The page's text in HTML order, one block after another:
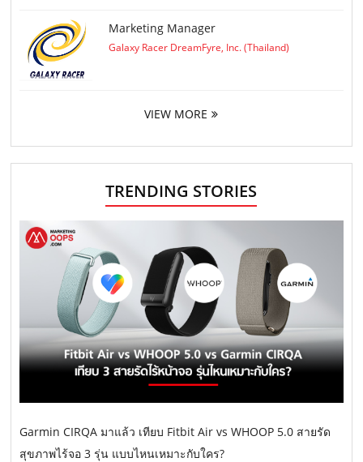
Marketing Manager
Galaxy Racer DreamFyre, Inc. (Thailand)
VIEW MORE
TRENDING STORIES
Garmin CIRQA มาแล้ว เทียบ Fitbit Air vs WHOOP 5.0 สายรัด
สุขภาพไร้จอ 3 รุ่น แบบไหนเหมาะกับใคร?